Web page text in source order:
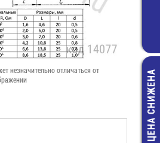
ЦЕНА СНИЖЕНА
незначительно отличаться от